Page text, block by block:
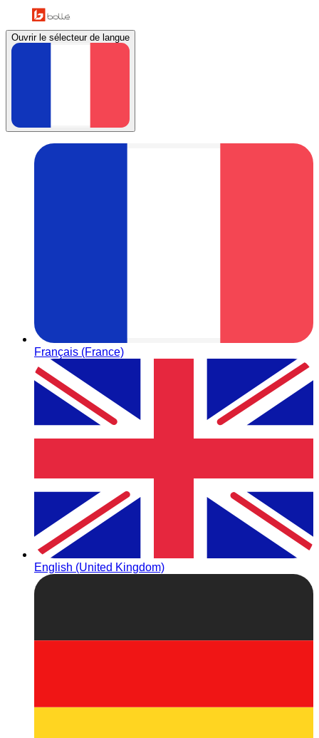
Ouvrir le sélecteur de langue
Français (France)
English (United Kingdom)